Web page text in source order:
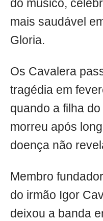
do músico,
mais saudável
Gloria.
Os Cavalera
tragédia em
quando a filha
morreu após
doença não
Membro
do irmão Igor
deixou a banda